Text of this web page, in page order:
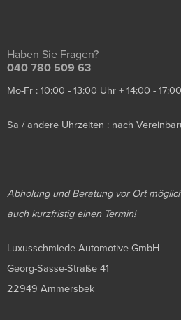
Haben Sie Fragen?
040 780 509 63
Mo-Fr : 10:00 - 13:00 Uhr + 14:00 -
Sa / andere Uhrzeiten : nach
Abholung und Beratung vor Ort
auch kurzfristig einen Termin!
Luxusschmiede Automotive GmbH
Georg-Sasse-Straße 41
22949 Ammersbek